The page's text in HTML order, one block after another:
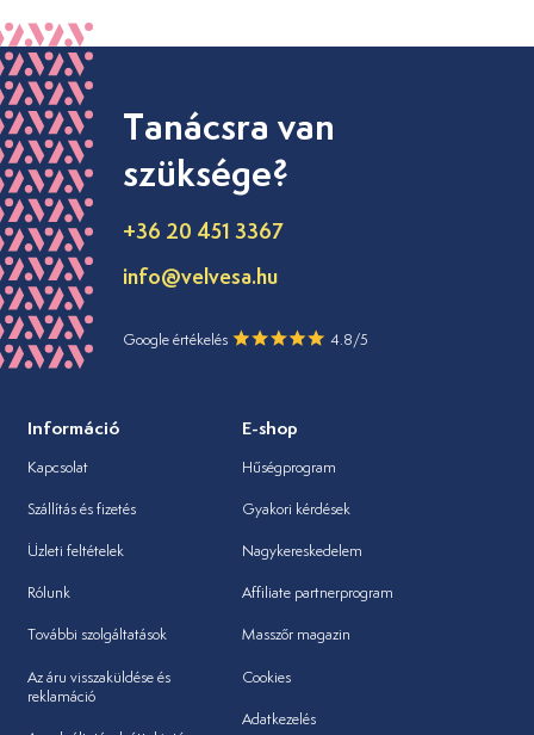
Tanácsra van
szüksége?
+36 20 451 3367
info@velvesa.hu
Google értékelés 4.8/5
Információ
Kapcsolat
Szállítás és fizetés
Üzleti feltételek
Rólunk
További szolgáltatások
Az áru visszaküldése és
reklamáció
E-shop
Hűségprogram
Gyakori kérdések
Nagykereskedelem
Affiliate partnerprogram
Masszőr magazin
Cookies
Adatkezelés